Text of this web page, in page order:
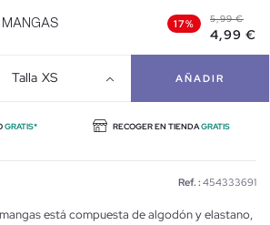
MANGAS 17% 5,99 €
4,99 €
Talla XS AÑADIR
GRATIS* RECOGER EN TIENDAGRATIS
Ref. : 454333691
está compuesta de algodón y elastano,